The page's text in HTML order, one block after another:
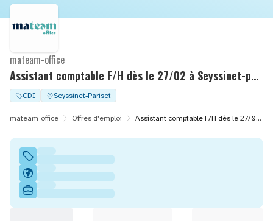
Assistant comptable F/H dès le 27/02 à Seyssinet-pariset (38)
mateam-office
CDI Seyssinet-Pariset
mateam-office Offres d'emploi Assistant comptable F/H dès le 27/02 à Seyssinet-pariset (38)